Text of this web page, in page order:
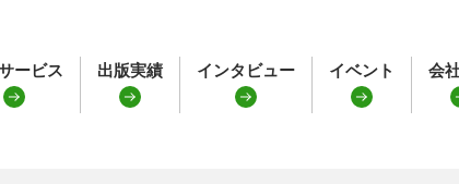
ービス 出版実績 インタビュー イベント 会